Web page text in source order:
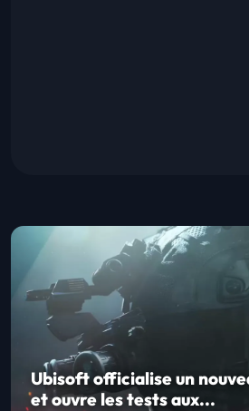
Ubisoft officialise un
et ouvre les tests aux...